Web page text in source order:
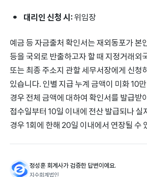
대리인 신청 시:위임장
예금 등 자금출처 확인서는 재외동포가 본
등을 국외로 반출하고자 할 때 지정거래외
또는 최종 주소지 관할 세무서장에게 신청
있습니다. 인별 지급 누계 금액이 미화 10
경우 전체 금액에 대하여 확인서를 발급받
접수일부터 10일 이내에 전산 발급되나 실
경우 1회에 한해 20일 이내에서 연장될 수
정성훈 회계사가 검증한 답변이에요.
지수회계법인